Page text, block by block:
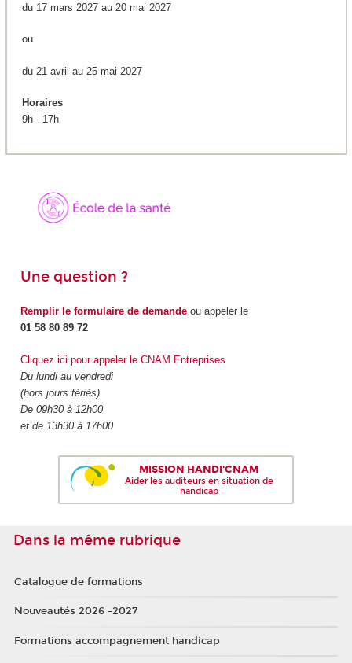
du 17 mars 2027 au 20 mai 2027
ou
du 21 avril au 25 mai 2027
Horaires
9h - 17h
Une question ?
Remplir le formulaire de demandeou appeler le
01 58 80 89 72
Cliquez ici pour appeler le CNAM Entreprises
Du lundi au vendredi
(hors jours fériés)
De 09h30 à 12h00
et de 13h30 à 17h00
MISSION HANDI'CNAM
Aider les auditeurs en situation de
handicap
Dans la même rubrique
Catalogue de formations
Nouveautés 2026 -2027
Formations accompagnement handicap